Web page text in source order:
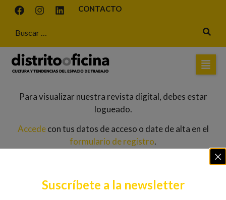
CONTACTO
Para visualizar nuestra revista digital, debes estar
logueado.
Accedecon tus datos de acceso o date de alta en el
formulario de registro.
Suscríbete a la newsletter